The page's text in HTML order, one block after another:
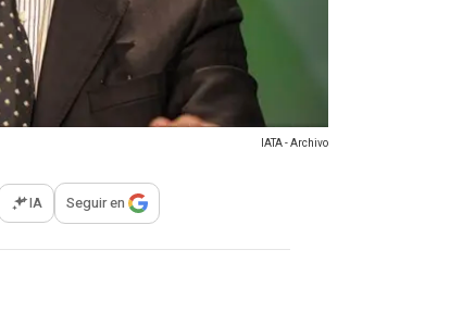
IATA - Archivo
opciones para compartir
IA Seguir en